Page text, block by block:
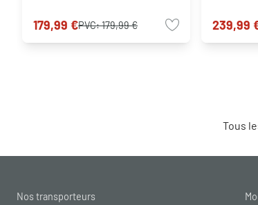
179,99 €PVC:179,99 € 239,99
Tous
Nos transporteurs